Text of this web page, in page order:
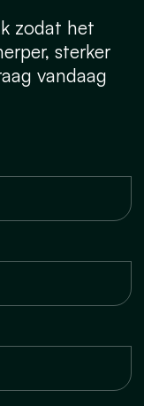
zodat het
sterker
vandaag